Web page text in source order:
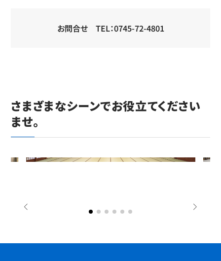
お問合せ TEL：0745-72-4801
さまざまなシーンでお役立てください
ませ。